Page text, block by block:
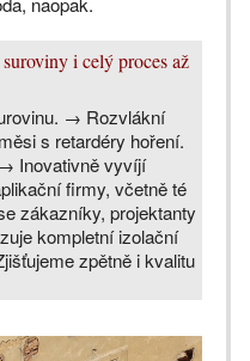
i celý proces až
→ Rozvlákní
s retardéry hoření.
Inovativně vyvíjí
firmy, včetně té
zákazníky, projektanty
kompletní izolační
zpětně i kvalitu